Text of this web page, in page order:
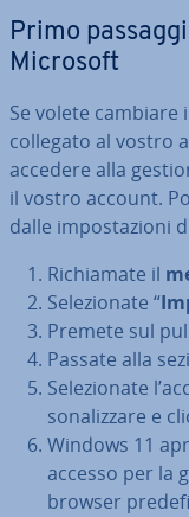
Primo
Microsoft
Se volete cambiare
collegato al vostro
accedere alla
il vostro account.
dalle im­po­sta­zio­ni
Ri­chia­ma­te il
Se­le­zio­na­te “
Premete sul
Passate alla
Se­le­zio­na­te
so­na­liz­za­re e
Windows 11
accesso per la
browser